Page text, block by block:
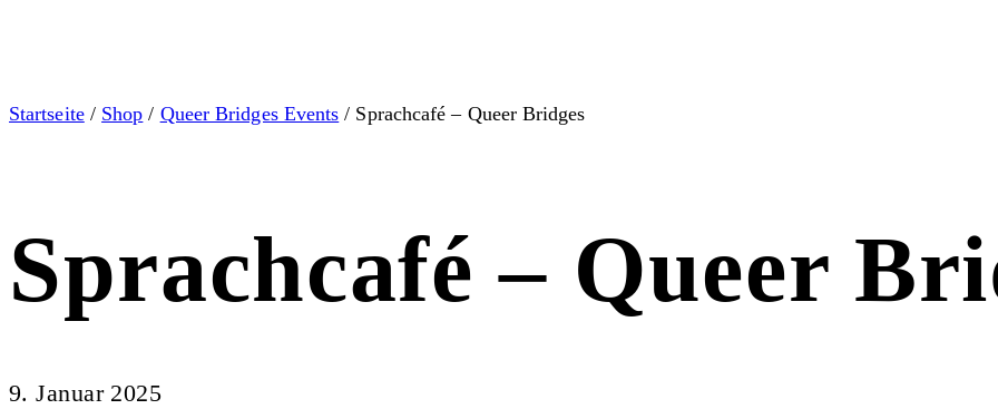
Startseite/ Shop / Queer Bridges Events / Sprachcafé – Queer Bridges
Sprachcafé – Queer
9. Januar 2025